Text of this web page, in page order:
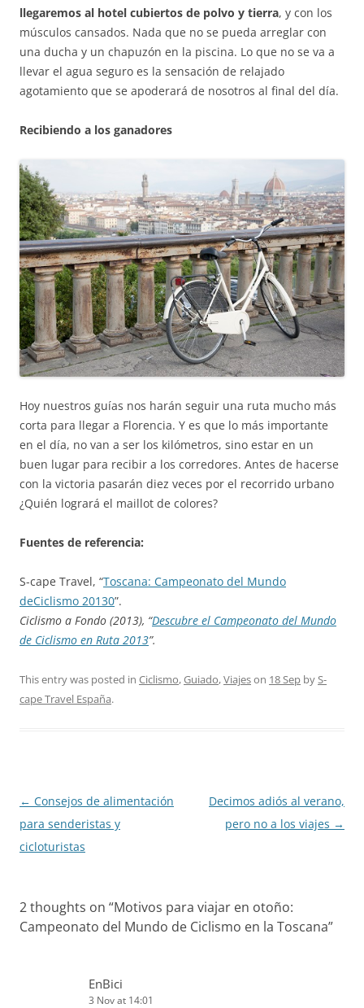
llegaremos al hotel cubiertos de polvo y tierra, y con los
músculos cansados. Nada que no se pueda arreglar con
una ducha y un chapuzón en la piscina. Lo que no se va a
llevar el agua seguro es la sensación de relajado
agotamiento que se apoderará de nosotros al final del día.
Recibiendo a los ganadores
Hoy nuestros guías nos harán seguir una ruta mucho más
corta para llegar a Florencia. Y es que lo más importante
en el día, no van a ser los kilómetros, sino estar en un
buen lugar para recibir a los corredores. Antes de hacerse
con la victoria pasarán diez veces por el recorrido urbano
¿Quién logrará el maillot de colores?
Fuentes de referencia:
S-cape Travel, “Toscana: Campeonato del Mundo
deCiclismo 20130”.
Ciclismo a Fondo (2013), “Descubre el Campeonato del Mundo
de Ciclismo en Ruta 2013”.
This entry was posted in Ciclismo,Guiado,Viajeson 18 Sep by S-
cape Travel España.
Post
navigation
← Consejos de alimentación
para senderistas y
cicloturistas
Decimos adiós al verano,
pero no a los viajes →
2 thoughts on “Motivos para viajar en otoño:
Campeonato del Mundo de Ciclismo en la Toscana”
EnBici
3 Nov at 14:01